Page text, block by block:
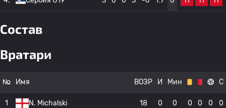
Состав
Вратари
№ Имя ВОЗР И Мин С
1 N. Michalski 18 0 0 0 0 0 0